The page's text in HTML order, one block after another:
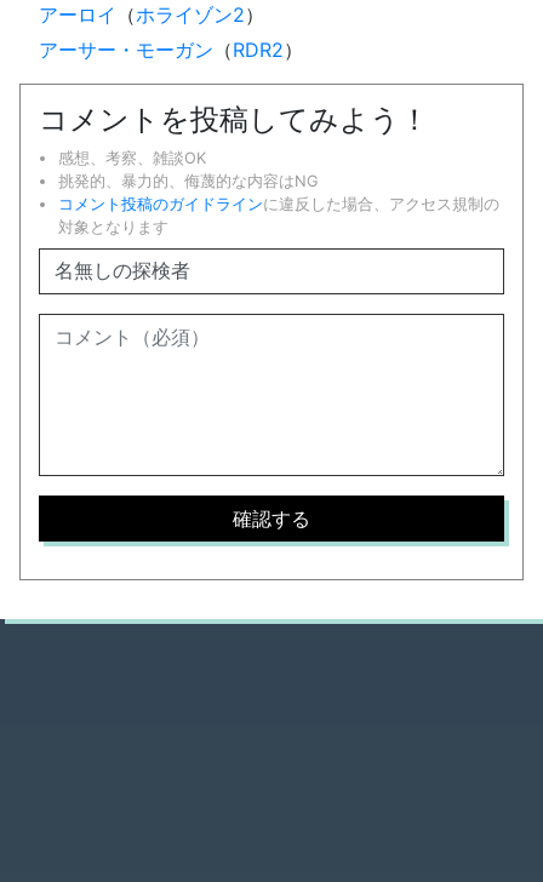
アーロイ
（ホライゾン2）
アーサー・モーガン （RDR2）
コメントを投稿してみよう！
感想、考察、雑談OK
挑発的、暴力的、侮蔑的な内容はNG
コメント投稿のガイドラインに違反した場合、アクセス規制の
対象となります